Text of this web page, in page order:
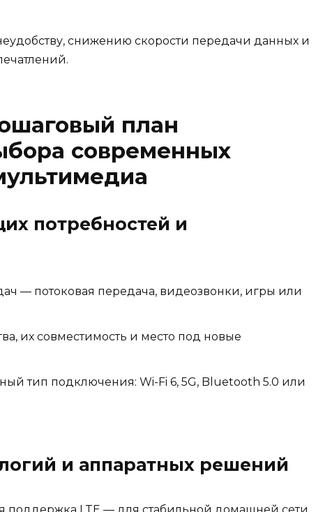
снижению скорости передачи данных и
план
современных
потребностей и
— потоковая передача, видеозвонки, игры или
их совместимость и место под новые
тип подключения: Wi-Fi 6, 5G, Bluetooth 5.0 или
и аппаратных решений